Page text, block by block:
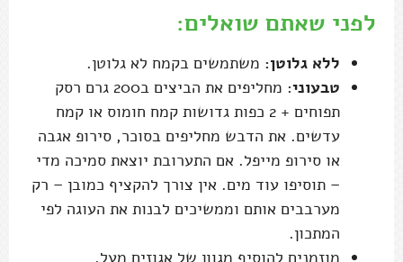
לפני שאתם שואלים:
ללא גלוטן: משתמשים בקמח לא גלוטן.
טבעוני
: מחליפים את הביצים ב200 גרם רסק
תפוחים + 2 כפות גדושות קמח חומוס או קמח
עדשים. את הדבש מחליפים בסוכר, סירופ אגבה
או סירופ מייפל. אם התערובת יוצאת סמיכה מדי
– תוסיפו עוד מים. אין צורך להקציף כמובן – רק
מערבבים אותם וממשיכים לבנות את העוגה לפי
המתכון.